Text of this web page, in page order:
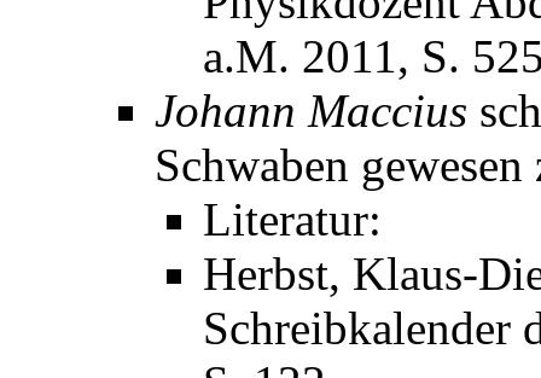
a.M. 2011, S.
Johann Maccius
Schwaben gewesen
Literatur:
Herbst, Klaus-
Schreibkalender